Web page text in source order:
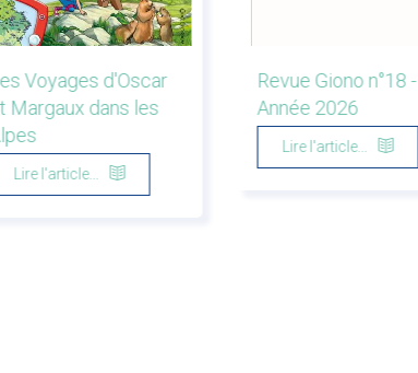
Voyages d'Oscar
Margaux dans les
Lire l'article...
Revue Giono n°18 -
Année 2026
Lire l'article...